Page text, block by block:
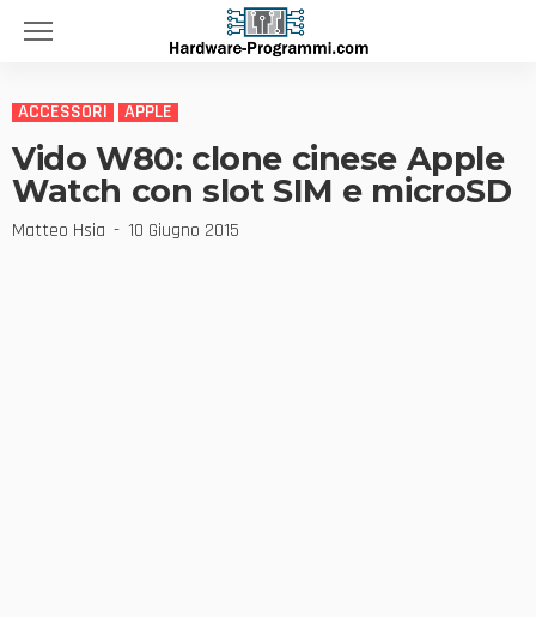
ACCESSORI APPLE
Vido W80: clone cinese Apple
Watch con slot SIM e microSD
Matteo Hsia 10 Giugno 2015